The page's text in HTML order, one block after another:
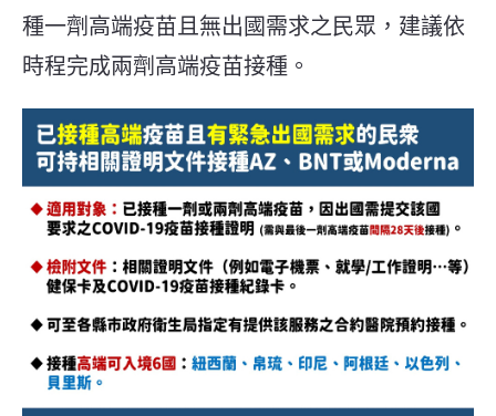
種一劑高端疫苗且無出國需求之民眾，建議依
時程完成兩劑高端疫苗接種。